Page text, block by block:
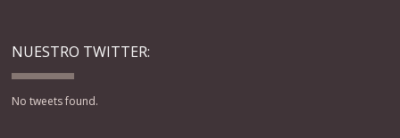
NUESTRO TWITTER:
No tweets found.